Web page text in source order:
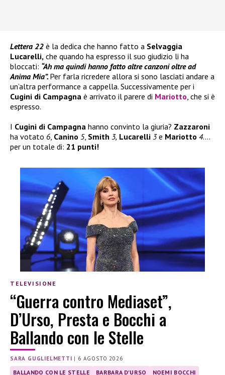
Lettera 22 è la dedica che hanno fatto a Selvaggia
Lucarelli, che quando ha espresso il suo giudizio li ha
bloccati: “Ah ma quindi hanno fatto altre canzoni oltre ad
Anima Mia”. Per farla ricredere allora si sono lasciati andare a
un’altra performance a cappella. Successivamente per i
Cugini di Campagna è arrivato il parere di Mariotto, che si è
espresso.
I Cugini di Campagna hanno convinto la giuria? Zazzaroni
ha votato 6, Canino 5, Smith 3, Lucarelli 3e Mariotto 4….
per un totale di: 21 punti!
TELEVISIONE
“Guerra contro Mediaset”,
D’Urso, Presta e Bocchi a
Ballando con le Stelle
SARA GUGLIELMETTI | 6 AGOSTO 2026
BALLANDO CON LE STELLE BARBARA D'URSO NOEMI BOCCHI